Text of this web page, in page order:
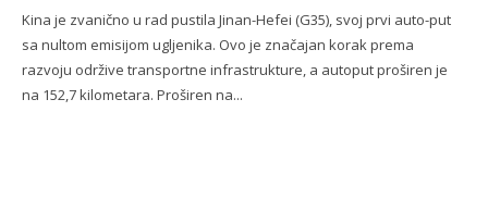
Kina je zvanično u rad pustila Jinan-Hefei (G35), svoj prvi auto-put
sa nultom emisijom ugljenika. Ovo je značajan korak prema
razvoju održive transportne infrastrukture, a autoput proširen je
na 152,7 kilometara. Proširen na...